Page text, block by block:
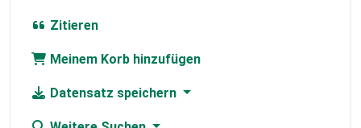
Zitieren
Meinem Korb hinzufügen
Datensatz speichern